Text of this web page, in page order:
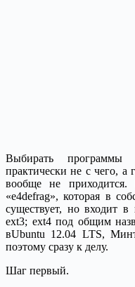
Выбирать
практически не с чего, а
вообще не приходится.
«e4defrag», которая в
существует, но входит
ext3; ext4 под общим
вUbuntu 12.04 LTS,
поэтому сразу к делу.
Шаг первый.